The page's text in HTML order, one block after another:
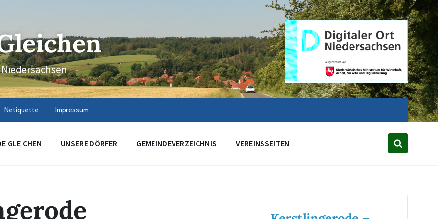
Netiquette Impressum
GLEICHEN UNSERE DÖRFER GEMEINDEVERZEICHNIS VEREINSSEITEN